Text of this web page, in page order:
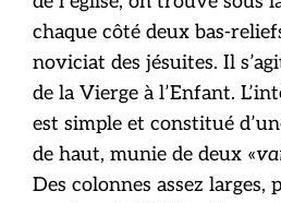
chaque côté deux bas-
noviciat des jésuites. Il
de la Vierge à l’Enfant.
est simple et constitué
de haut, munie de deux «
Des colonnes assez larges,